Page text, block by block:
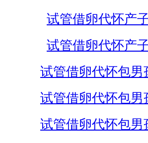
试管借卵代怀产
试管借卵代怀产
试管借卵代怀包男
试管借卵代怀包男
试管借卵代怀包男